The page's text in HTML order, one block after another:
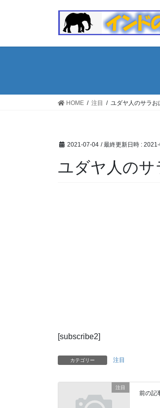
HOME 注目 ユダヤ人のサラ
2021-07-04 / 最終更新日時 :
ユダヤ人の
[subscribe2]
カテゴリー 注目
注目
前の記